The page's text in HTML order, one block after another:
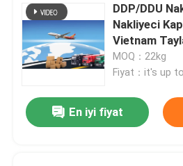
DDP/DDU
Nakliyeci
Vietnam
MOQ：22kg
Fiyat：it's up
En iyi fiyat